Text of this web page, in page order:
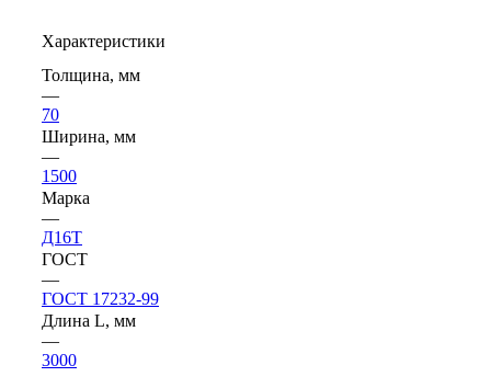
Характеристики
Толщина, мм
—
70
Ширина, мм
—
1500
Марка
—
Д16Т
ГОСТ
—
ГОСТ 17232-99
Длина L, мм
—
3000